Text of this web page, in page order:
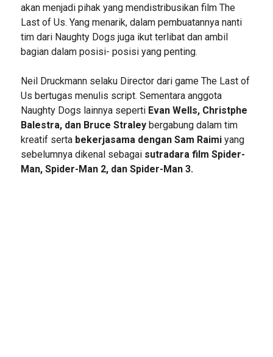
akan menjadi pihak yang mendistribusikan film The
Last of Us. Yang menarik, dalam pembuatannya nanti
tim dari Naughty Dogs juga ikut terlibat dan ambil
bagian dalam posisi- posisi yang penting.
Neil Druckmann selaku Director dari game The Last of
Us bertugas menulis script. Sementara anggota
Naughty Dogs lainnya sepertiEvan Wells, Christphe
Balestra, dan Bruce Straleybergabung dalam tim
kreatif sertabekerjasama dengan Sam Raimiyang
sebelumnya dikenal sebagai sutradara film Spider-
Man, Spider-Man 2, dan Spider-Man 3.